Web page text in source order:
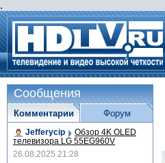
.
Сообщения
Комментарии
Jefferycip Обзор 4K OLED
телевизора LG 55EG960V
26.08.2025 21:28
Форум